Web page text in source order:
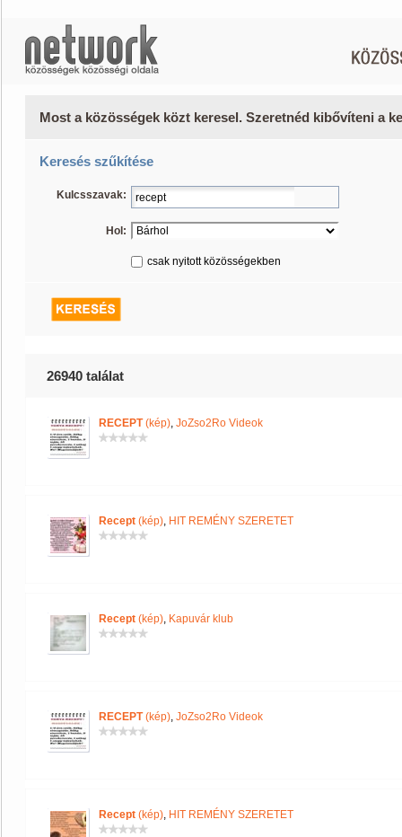
Most a közösségek közt keresel. Szeretnéd kibővíteni a
Keresés szűkítése
Kulcsszavak:
Hol:
csak nyitott közösségekben
26940 találat
RECEPT(kép), JoZso2Ro Videok
Recept (kép), HIT REMÉNY SZERETET
Recept (kép), Kapuvár klub
RECEPT(kép), JoZso2Ro Videok
Recept (kép), HIT REMÉNY SZERETET